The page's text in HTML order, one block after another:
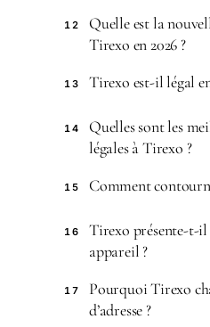
12
Quelle est la
Tirexo en 2026 ?
13 Tirexo est-il légal
14
Quelles sont les
légales à Tirexo ?
15 Comment
16
Tirexo présente-t-il
appareil ?
17
Pourquoi Tirexo
d’adresse ?